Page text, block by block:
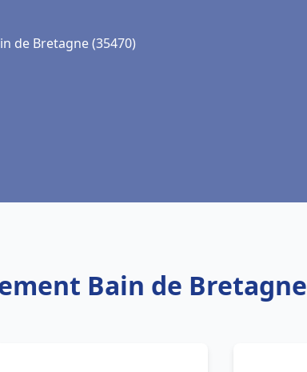
de Bretagne (35470)
Bain de Bretagne